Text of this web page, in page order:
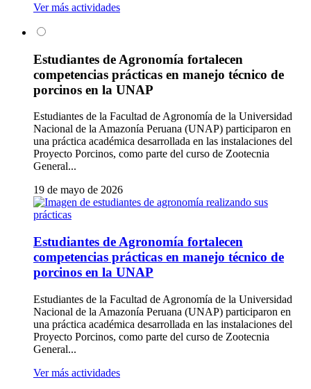
Ver más actividades
Estudiantes de Agronomía fortalecen
competencias prácticas en manejo técnico de
porcinos en la UNAP
Estudiantes de la Facultad de Agronomía de la Universidad
Nacional de la Amazonía Peruana (UNAP) participaron en
una práctica académica desarrollada en las instalaciones del
Proyecto Porcinos, como parte del curso de Zootecnia
General...
19 de mayo de 2026
Estudiantes de Agronomía fortalecen
competencias prácticas en manejo técnico de
porcinos en la UNAP
Estudiantes de la Facultad de Agronomía de la Universidad
Nacional de la Amazonía Peruana (UNAP) participaron en
una práctica académica desarrollada en las instalaciones del
Proyecto Porcinos, como parte del curso de Zootecnia
General...
Ver más actividades